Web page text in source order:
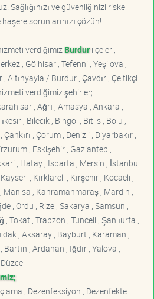
Sağlığınızı ve güvenliğinizi riske
sorunlarınızı çözün!
verdiğimiz Burdurilçeleri;
, Gölhisar , Tefenni , Yeşilova ,
Altınyayla / Burdur , Çavdır , Çeltikçi
verdiğimiz şehirler;
, Ağrı , Amasya , Ankara ,
, Bilecik , Bingöl , Bitlis , Bolu ,
, Çorum , Denizli , Diyarbakır ,
, Eskişehir , Gaziantep ,
, Hatay , Isparta , Mersin , İstanbul
, Kırklareli , Kırşehir , Kocaeli ,
, Kahramanmaraş , Mardin ,
, Ordu , Rize , Sakarya , Samsun ,
Tokat , Trabzon , Tunceli , Şanlıurfa ,
, Aksaray , Bayburt , Karaman ,
, Ardahan , Iğdır , Yalova ,
, Dezenfeksiyon , Dezenfekte